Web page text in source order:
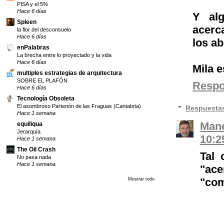
Y
los
Mila
Tal
PISA y el 5%
Hace 6 días
Spleen
la flor del desconsuelo
Hace 6 días
enPalabras
La brecha entre lo proyectado y la vida
Hace 6 días
multiples estrategias de arquitectura
SOBRE EL PLAFÓN
Hace 6 días
Tecnología Obsoleta
El asombroso Partenón de las Fraguas (Cantabria)
Hace 1 semana
equiliqua
Jerarquía
Hace 1 semana
The Oil Crash
No pasa nada
Hace 1 semana
Mostrar todo